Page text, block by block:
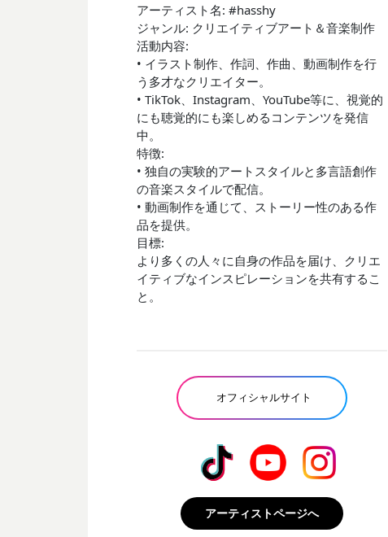
アーティスト名: #hasshy
ジャンル: クリエイティブアート＆音楽制作
活動内容:
• イラスト制作、作詞、作曲、動画制作を行
う多才なクリエイター。
• TikTok、Instagram、YouTube等に、視覚的
にも聴覚的にも楽しめるコンテンツを発信
中。
特徴:
• 独自の実験的アートスタイルと多言語創作
の音楽スタイルで配信。
• 動画制作を通じて、ストーリー性のある作
品を提供。
目標:
より多くの人々に自身の作品を届け、クリエ
イティブなインスピレーションを共有するこ
と。
オフィシャルサイト
アーティストページへ